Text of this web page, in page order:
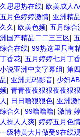
久思思热在线| 欧美成人
五月色婷婷激情| 亚洲精
久久 | 欧美色频| 五月综合
洲国产精品二二三三区|
综合在线| 99热这里只有
丁香花| 五月婷婷七月丁香
小说亚洲中文字幕组| 第
品| 亚洲无码影音| 少妇
频| 青青夜夜狠狠夜夜狠狠
人 | 日日噜狠狠色| 亚洲激
综合久 | 99噜噜噜| 激情
人操人人爽| 婷婷五月色
一级特黄大片做受9在线